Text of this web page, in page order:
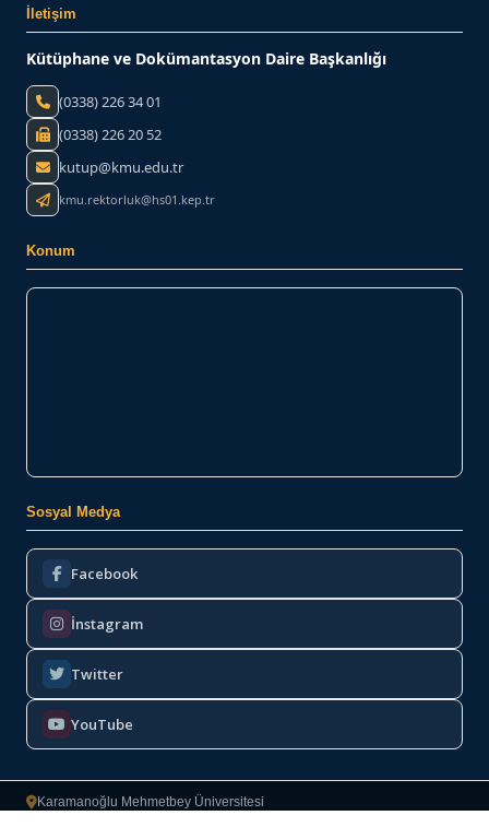
İletişim
Kütüphane ve Dokümantasyon Daire Başkanlığı
(0338) 226 34 01
(0338) 226 20 52
kutup@kmu.edu.tr
kmu.rektorluk@hs01.kep.tr
Konum
Sosyal Medya
Facebook
İnstagram
Twitter
YouTube
Karamanoğlu Mehmetbey Üniversitesi
Bilgi İşlem Daire Başkanlığı